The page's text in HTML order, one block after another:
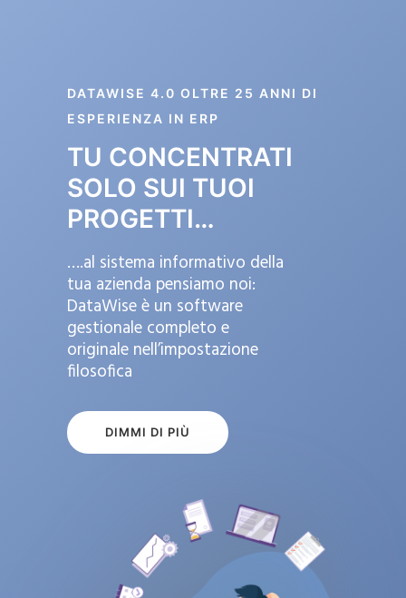
DATAWISE 4.0 OLTRE 25 ANNI DI
ESPERIENZA IN ERP
TU CONCENTRATI
SOLO SUI TUOI
PROGETTI…
….al sistema informativo della
tua azienda pensiamo noi:
DataWise è un software
gestionale completo e
originale nell’impostazione
filosofica
DIMMI DI PIÙ